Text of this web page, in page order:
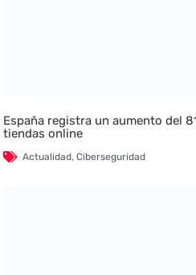
España registra un aumento del
tiendas online
Actualidad,Ciberseguridad